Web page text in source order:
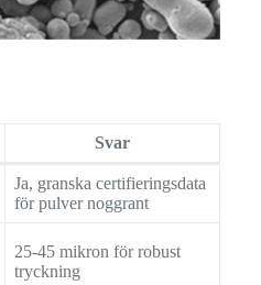
Svar
Ja, granska certifieringsdata
för pulver noggrant
25-45 mikron för robust
tryckning